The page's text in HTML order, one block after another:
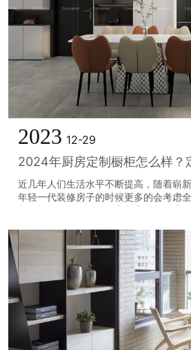
2023 12-29
近几年人们生活水平不断提高，随着崭
年轻一代装修房子的时候更多的会考虑
制橱柜还是挺不错的。定制家具的需求